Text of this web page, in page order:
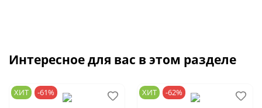
Интересное для вас в этом разделе
ХИТ -61% ХИТ -62%